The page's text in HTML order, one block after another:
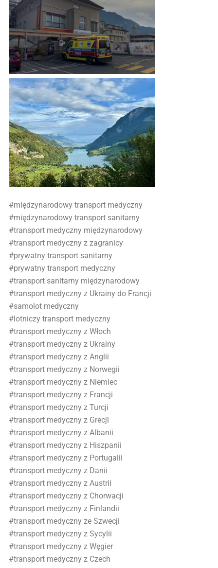
#międzynarodowy transport medyczny
#międzynarodowy transport sanitarny
#transport medyczny międzynarodowy
#transport medyczny z zagranicy
#prywatny transport sanitarny
#prywatny transport medyczny
#transport sanitarny międzynarodowy
#transport medyczny z Ukrainy do Francji
#samolot medyczny
#lotniczy transport medyczny
#transport medyczny z Włoch
#transport medyczny z Ukrainy
#transport medyczny z Anglii
#transport medyczny z Norwegii
#transport medyczny z Niemiec
#transport medyczny z Francji
#transport medyczny z Turcji
#transport medyczny z Grecji
#transport medyczny z Albanii
#transport medyczny z Hiszpanii
#transport medyczny z Portugalii
#transport medyczny z Danii
#transport medyczny z Austrii
#transport medyczny z Chorwacji
#transport medyczny z Finlandii
#transport medyczny ze Szwecji
#transport medyczny z Sycylii
#transport medyczny z Węgier
#transport medyczny z Czech